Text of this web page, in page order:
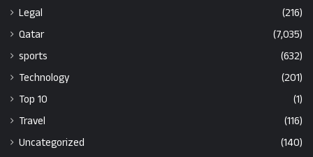
Legal
(216)
Qatar
(7,035)
sports
(632)
Technology
(201)
Top 10
(1)
Travel
(116)
Uncategorized
(140)